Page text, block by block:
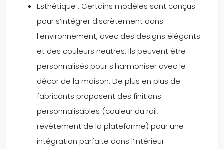
Esthétique : Certains modèles sont conçus
pour s’intégrer discrètement dans
l’environnement, avec des designs élégants
et des couleurs neutres. Ils peuvent être
personnalisés pour s’harmoniser avec le
décor de la maison. De plus en plus de
fabricants proposent des finitions
personnalisables (couleur du rail,
revêtement de la plateforme) pour une
intégration parfaite dans l’intérieur.